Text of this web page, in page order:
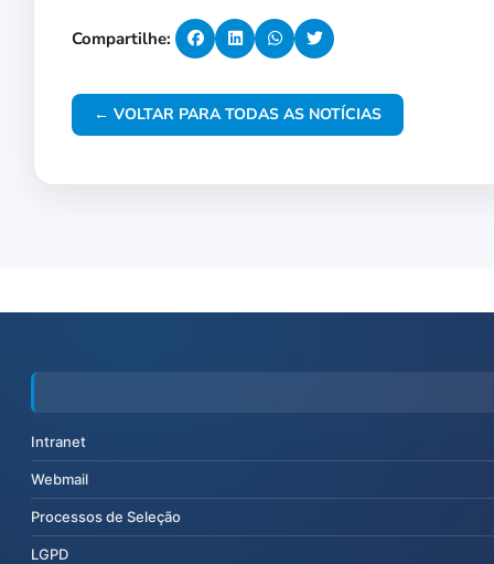
Compartilhe:
← VOLTAR PARA TODAS AS NOTÍCIAS
Intranet
Webmail
Processos de Seleção
LGPD